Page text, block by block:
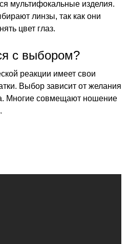
мультифокальные изделия.
линзы, так как они
цвет глаз.
с выбором?
реакции имеет свои
Выбор зависит от желания
Многие совмещают ношение